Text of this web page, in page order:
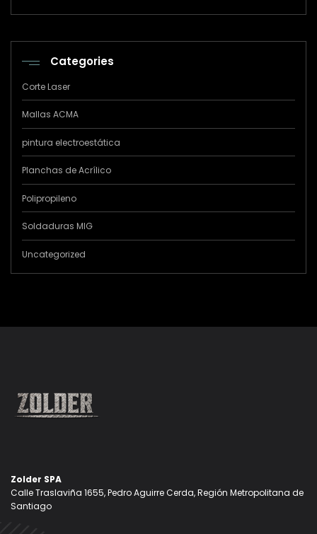
Categories
Corte Laser
Mallas ACMA
pintura electroestática
Planchas de Acrílico
Polipropileno
Soldaduras MIG
Uncategorized
Zolder SPA
Calle Traslaviña 1655, Pedro Aguirre Cerda, Región Metropolitana de
Santiago